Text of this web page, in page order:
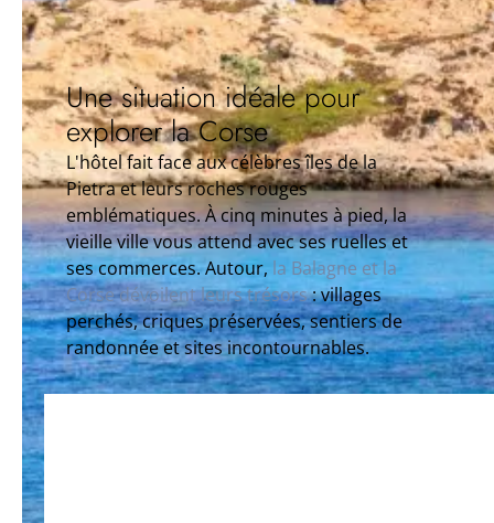
Une situation idéale pour
explorer la Corse
L'hôtel fait face aux célèbres îles de la
Pietra et leurs roches rouges
emblématiques. À cinq minutes à pied, la
vieille ville vous attend avec ses ruelles et
ses commerces. Autour, la Balagne et la
Corse dévoilent leurs trésors: villages
perchés, criques préservées, sentiers de
randonnée et sites incontournables.